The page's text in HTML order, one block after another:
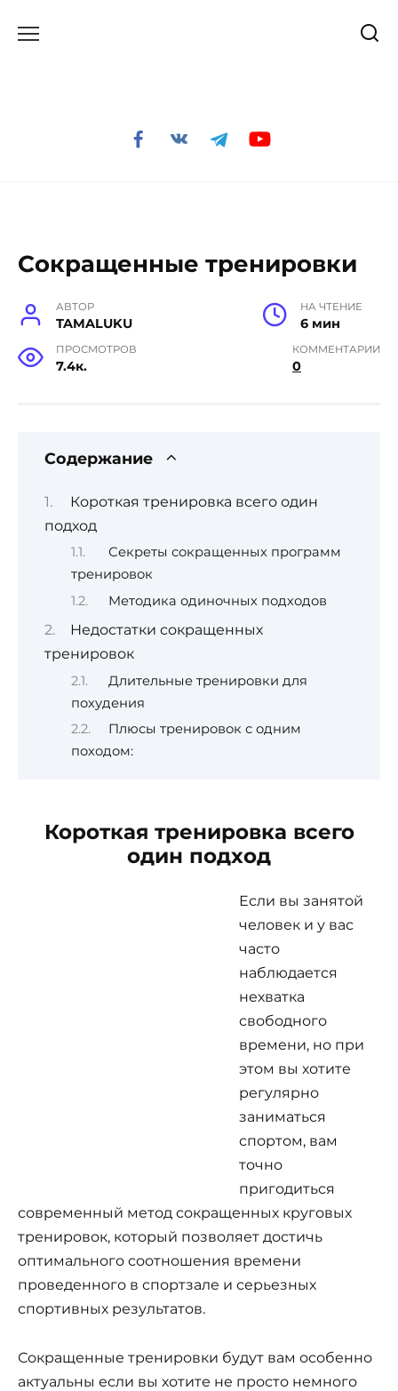
Сокращенные тренировки
АВТОР
TAMALUKU
НА ЧТЕНИЕ
6 мин
ПРОСМОТРОВ
7.4к.
КОММЕНТАРИИ
0
Содержание
Короткая тренировка всего один
подход
Секреты сокращенных программ
тренировок
Методика одиночных подходов
Недостатки сокращенных
тренировок
Длительные тренировки для
похудения
Плюсы тренировок с одним
походом:
Короткая тренировка всего
один подход
Если вы занятой
человек и у вас
часто
наблюдается
нехватка
свободного
времени, но при
этом вы хотите
регулярно
заниматься
спортом, вам
точно
пригодиться
современный метод сокращенных круговых
тренировок, который позволяет достичь
оптимального соотношения времени
проведенного в спортзале и серьезных
спортивных результатов.
Сокращенные тренировки будут вам особенно
актуальны если вы хотите не просто немного